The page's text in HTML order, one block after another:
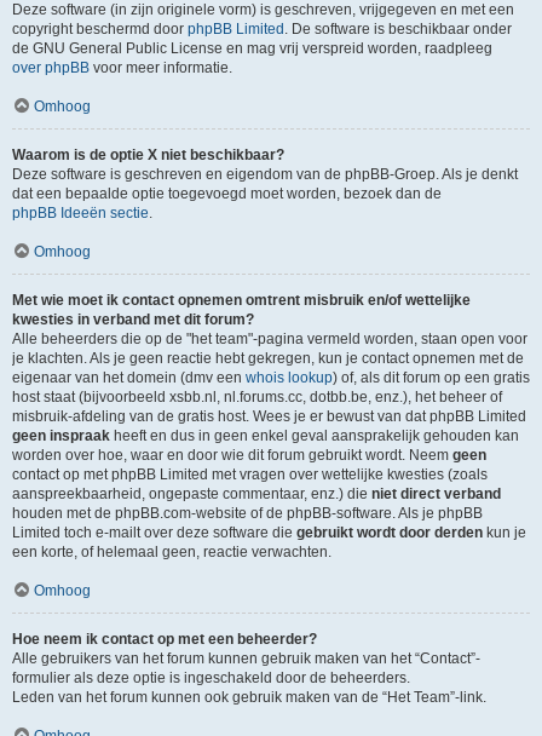
Deze software (in zijn originele vorm) is geschreven, vrijgegeven en met een
copyright beschermd door phpBB Limited . De software is beschikbaar onder
de GNU General Public License en mag vrij verspreid worden, raadpleeg
over phpBB voor meer informatie.
Omhoog
Waarom is de optie X niet beschikbaar?
Deze software is geschreven en eigendom van de phpBB-Groep. Als je denkt
dat een bepaalde optie toegevoegd moet worden, bezoek dan de
phpBB Ideeën sectie.
Omhoog
Met wie moet ik contact opnemen omtrent misbruik en/of wettelijke
kwesties in verband met dit forum?
Alle beheerders die op de "het team"-pagina vermeld worden, staan open voor
je klachten. Als je geen reactie hebt gekregen, kun je contact opnemen met de
eigenaar van het domein (dmv een whois lookup) of, als dit forum op een gratis
host staat (bijvoorbeeld xsbb.nl, nl.forums.cc, dotbb.be, enz.), het beheer of
misbruik-afdeling van de gratis host. Wees je er bewust van dat phpBB Limited
geen inspraak heeft en dus in geen enkel geval aansprakelijk gehouden kan
worden over hoe, waar en door wie dit forum gebruikt wordt. Neem geen
contact op met phpBB Limited met vragen over wettelijke kwesties (zoals
aanspreekbaarheid, ongepaste commentaar, enz.) die niet direct verband
houden met de phpBB.com-website of de phpBB-software. Als je phpBB
Limited toch e-mailt over deze software die gebruikt wordt door derden kun je
een korte, of helemaal geen, reactie verwachten.
Omhoog
Hoe neem ik contact op met een beheerder?
Alle gebruikers van het forum kunnen gebruik maken van het “Contact”-
formulier als deze optie is ingeschakeld door de beheerders.
Leden van het forum kunnen ook gebruik maken van de “Het Team”-link.